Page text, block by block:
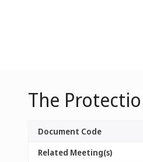
The
Document Code
Related Meeting(s)